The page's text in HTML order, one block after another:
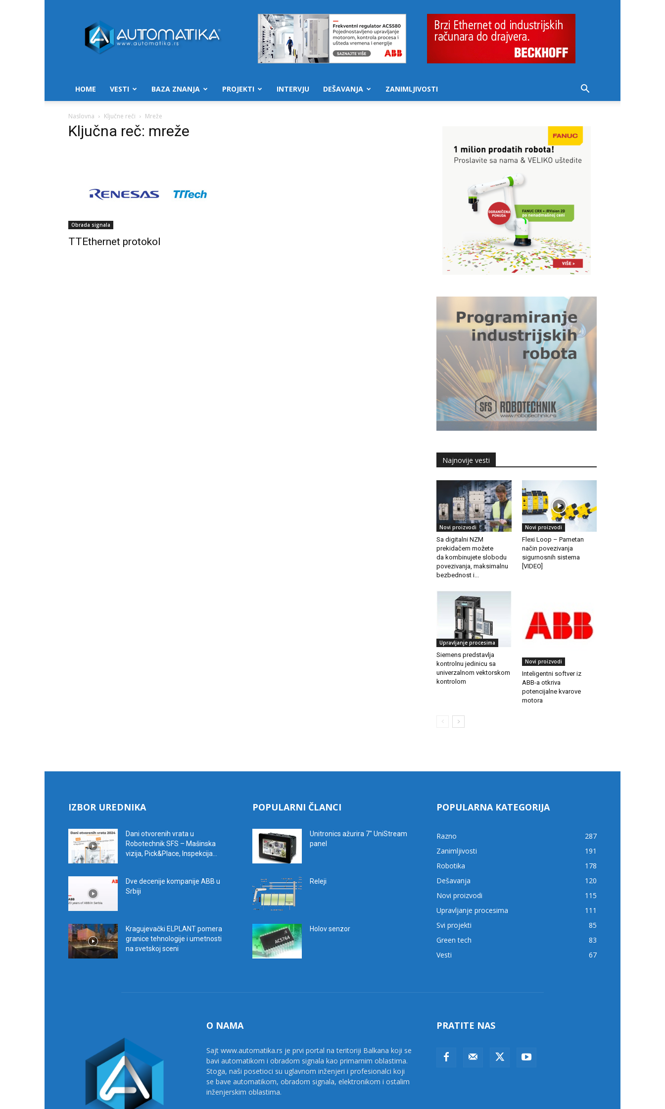
HOME VESTI BAZA ZNANJA PROJEKTI INTERVJU DEŠAVANJA ZANIMLJIVOSTI
Naslovna Ključne reči Mreže
Ključna reč: mreže
Obrada signala
TTEthernet protokol
Najnovije vesti
Novi proizvodi
Sa digitalni NZM
prekidačem možete
da kombinujete slobodu
povezivanja, maksimalnu
bezbednost i...
Novi proizvodi
Flexi Loop – Pametan
način povezivanja
sigurnosnih sistema
[VIDEO]
Upravljanje procesima
Siemens predstavlja
kontrolnu jedinicu sa
univerzalnom vektorskom
kontrolom
Novi proizvodi
Inteligentni softver iz
ABB-a otkriva
potencijalne kvarove
motora
IZBOR UREDNIKA
Dani otvorenih vrata u
Robotechnik SFS – Mašinska
vizija, Pick&Place, Inspekcija...
Dve decenije kompanije ABB u
Srbiji
Kragujevački ELPLANT pomera
granice tehnologije i umetnosti
na svetskoj sceni
POPULARNI ČLANCI
Unitronics ažurira 7″ UniStream
panel
Releji
Holov senzor
POPULARNA KATEGORIJA
Razno
287
Zanimljivosti
191
Robotika
178
Dešavanja
120
Novi proizvodi
115
Upravljanje procesima
111
Svi projekti
85
Green tech
83
Vesti
67
O NAMA
Sajt www.automatika.rs je prvi portal na teritoriji Balkana koji se
bavi automatikom i obradom signala kao primarnim oblastima.
Stoga, naši posetioci su uglavnom inženjeri i profesionalci koji
se bave automatikom, obradom signala, elektronikom i ostalim
inženjerskim oblastima.
PRATITE NAS